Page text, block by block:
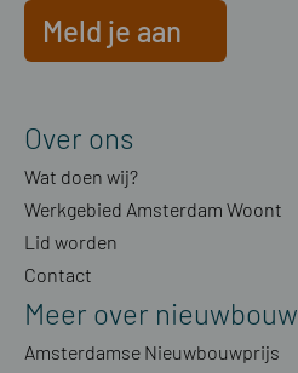
Meld je aan
Over ons
Wat doen wij?
Werkgebied Amsterdam Woont
Lid worden
Contact
Meer over nieuwbouw
Amsterdamse Nieuwbouwprijs